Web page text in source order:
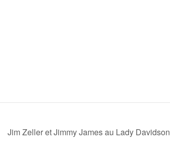
Jim Zeller et Jimmy James au Lady Davidson